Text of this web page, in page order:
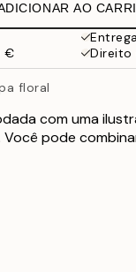
AO
€
Direito
floral
com uma
pode